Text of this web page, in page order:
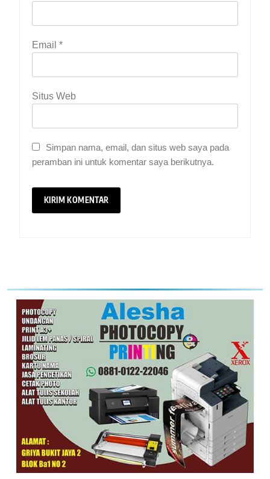
Email *
Situs Web
Simpan nama, email, dan situs web saya pada
peramban ini untuk komentar saya berikutnya.